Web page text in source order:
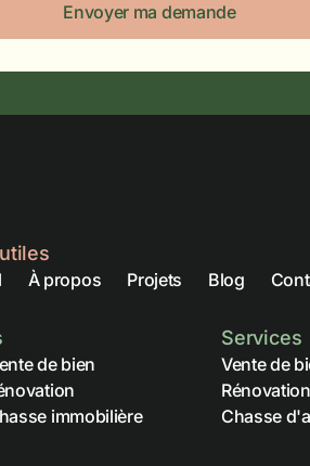
Envoyer ma demande
À propos Projets Blog
de bien
immobilière
Services
Vente de
Chasse